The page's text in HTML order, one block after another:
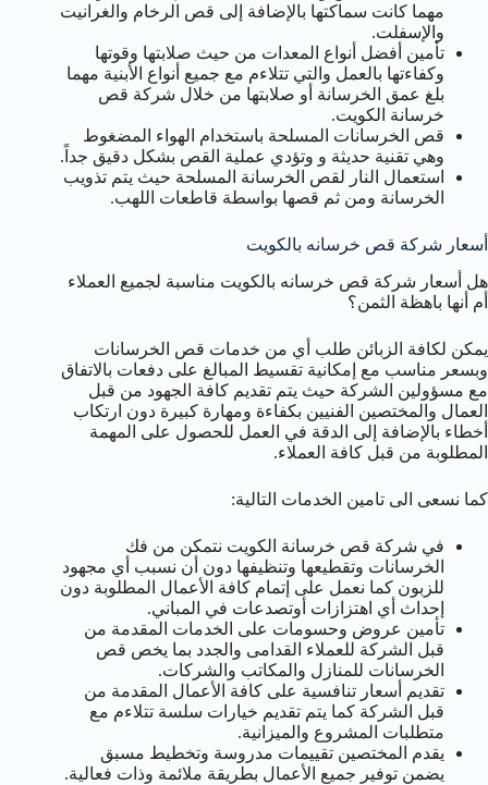
مهما كانت سماكتها بالإضافة إلى قص الرخام والغرانيت
والإسفلت.
تأمين أفضل أنواع المعدات من حيث صلابتها وقوتها
وكفاءتها بالعمل والتي تتلاءم مع جميع أنواع الأبنية مهما
بلغ عمق الخرسانة أو صلابتها من خلال شركة قص
خرسانة الكويت.
قص الخرسانات المسلحة باستخدام الهواء المضغوط
وهي تقنية حديثة و وتؤدي عملية القص بشكل دقيق جداً.
استعمال النار لقص الخرسانة المسلحة حيث يتم تذويب
الخرسانة ومن ثم قصها بواسطة قاطعات اللهب.
أسعار شركة قص خرسانه بالكويت
هل أسعار شركة قص خرسانه بالكويت مناسبة لجميع العملاء
أم أنها باهظة الثمن؟
يمكن لكافة الزبائن طلب أي من خدمات قص الخرسانات
وبسعر مناسب مع إمكانية تقسيط المبالغ على دفعات بالاتفاق
مع مسؤولين الشركة حيث يتم تقديم كافة الجهود من قبل
العمال والمختصين الفنيين بكفاءة ومهارة كبيرة دون ارتكاب
أخطاء بالإضافة إلى الدقة في العمل للحصول على المهمة
المطلوبة من قبل كافة العملاء.
كما نسعى الى تامين الخدمات التالية:
في شركة قص خرسانة الكويت نتمكن من فك
الخرسانات وتقطيعها وتنظيفها دون أن نسبب أي مجهود
للزبون كما نعمل على إتمام كافة الأعمال المطلوبة دون
إحداث أي اهتزازات أوتصدعات في المباني.
تأمين عروض وحسومات على الخدمات المقدمة من
قبل الشركة للعملاء القدامى والجدد بما يخص قص
الخرسانات للمنازل والمكاتب والشركات.
تقديم أسعار تنافسية على كافة الأعمال المقدمة من
قبل الشركة كما يتم تقديم خيارات سلسة تتلاءم مع
متطلبات المشروع والميزانية.
يقدم المختصين تقييمات مدروسة وتخطيط مسبق
يضمن توفير جميع الأعمال بطريقة ملائمة وذات فعالية.